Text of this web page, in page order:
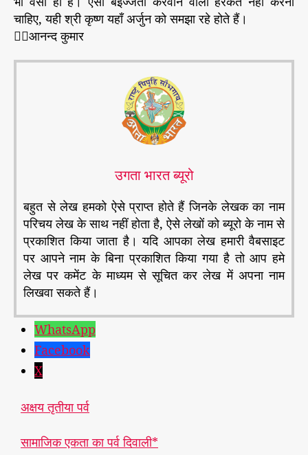
चाहिए, यही श्री कृष्ण यहाँ अर्जुन को समझा रहे होते हैं।
✍🏻आनन्द कुमार
उगता भारत ब्यूरो
बहुत से लेख हमको ऐसे प्राप्त होते हैं जिनके लेखक का नाम
परिचय लेख के साथ नहीं होता है, ऐसे लेखों को ब्यूरो के नाम से
प्रकाशित किया जाता है। यदि आपका लेख हमारी वैबसाइट
पर आपने नाम के बिना प्रकाशित किया गया है तो आप हमे
लेख पर कमेंट के माध्यम से सूचित कर लेख में अपना नाम
लिखवा सकते हैं।
WhatsApp
Facebook
X
अक्षय तृतीया पर्व
सामाजिक एकता का पर्व दिवाली*